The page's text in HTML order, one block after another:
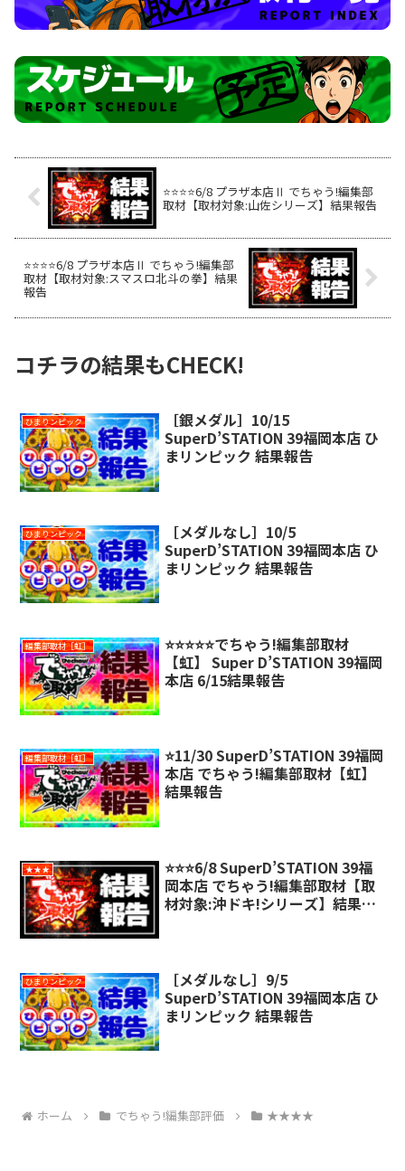
⭐️⭐️⭐️⭐️6/8 プラザ本店Ⅱ でちゃう!編集部
取材【取材対象:山佐シリーズ】結果報告
⭐️⭐️⭐️⭐️6/8 プラザ本店Ⅱ でちゃう!編集部
取材【取材対象:スマスロ北斗の拳】結果
報告
コチラの結果もCHECK!
ひまりンピック
［銀メダル］10/15
SuperD’STATION 39福岡本店 ひ
まリンピック 結果報告
ひまりンピック
［メダルなし］10/5
SuperD’STATION 39福岡本店 ひ
まリンピック 結果報告
編集部取材［虹］
⭐️⭐️⭐️⭐️⭐️でちゃう!編集部取材
【虹】 Super D’STATION 39福岡
本店 6/15結果報告
編集部取材［虹］
⭐️11/30 SuperD’STATION 39福岡
本店 でちゃう!編集部取材【虹】
結果報告
★★★
⭐️⭐️⭐️6/8 SuperD’STATION 39福
岡本店 でちゃう!編集部取材【取
材対象:沖ドキ!シリーズ】結果報
ひまりンピック
［メダルなし］9/5
SuperD’STATION 39福岡本店 ひ
まリンピック 結果報告
ホーム でちゃう!編集部評価 ★★★★